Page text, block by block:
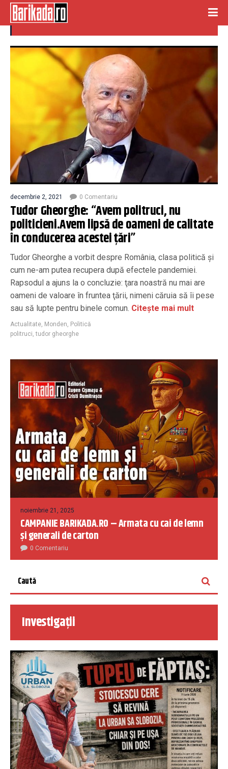
politruci
decembrie 2, 2021 0 Comentariu
Tudor Gheorghe: “Avem politruci, nu
politicieni.Avem lipsă de oameni de calitate
în conducerea acestei țări”
Tudor Gheorghe a vorbit despre România, clasa politică şi
cum ne-am putea recupera după efectele pandemiei.
Rapsodul a ajuns la o concluzie: ţara noastră nu mai are
oameni de valoare în fruntea ţării, nimeni căruia să îi pese
sau să lupte pentru binele comun. Citește mai mult
Actualitate, Monden, Politică
politruci,tudor gheorghe
noiembrie 21, 2025
CAMPANIE BARIKADA.RO – Armata cu cai de lemn
și generali de carton
0 Comentariu
Investigații